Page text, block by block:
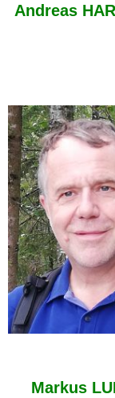
Andreas
Markus